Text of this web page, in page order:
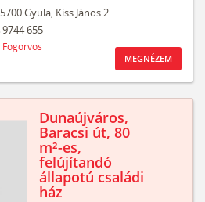
5700Gyula, Kiss János 2
9744 655
Fogorvos
MEGNÉZEM
Dunaújváros,
Baracsi út, 80
m²-es,
felújítandó
állapotú családi
ház